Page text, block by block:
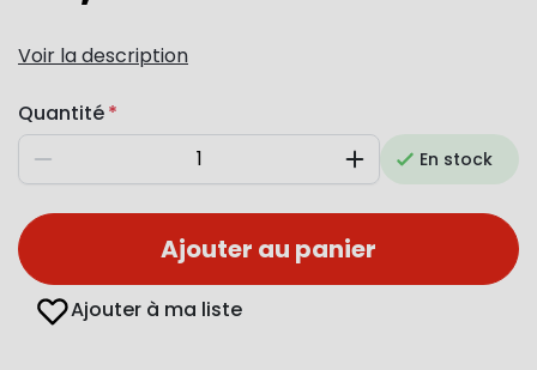
Voir la description
Quantité
Diminuer AugmenterEn stock
Ajouter au panier
Ajouter à ma liste